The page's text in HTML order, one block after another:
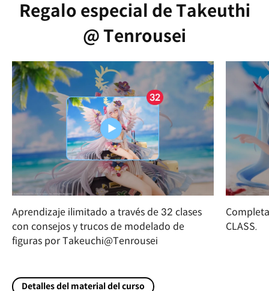
Regalo especial de Takeuthi
@ Tenrousei
Aprendizaje ilimitado a través de 32 clases
con consejos y trucos de modelado de
figuras por Takeuchi@Tenrousei
CLASS.
Detalles del material del curso